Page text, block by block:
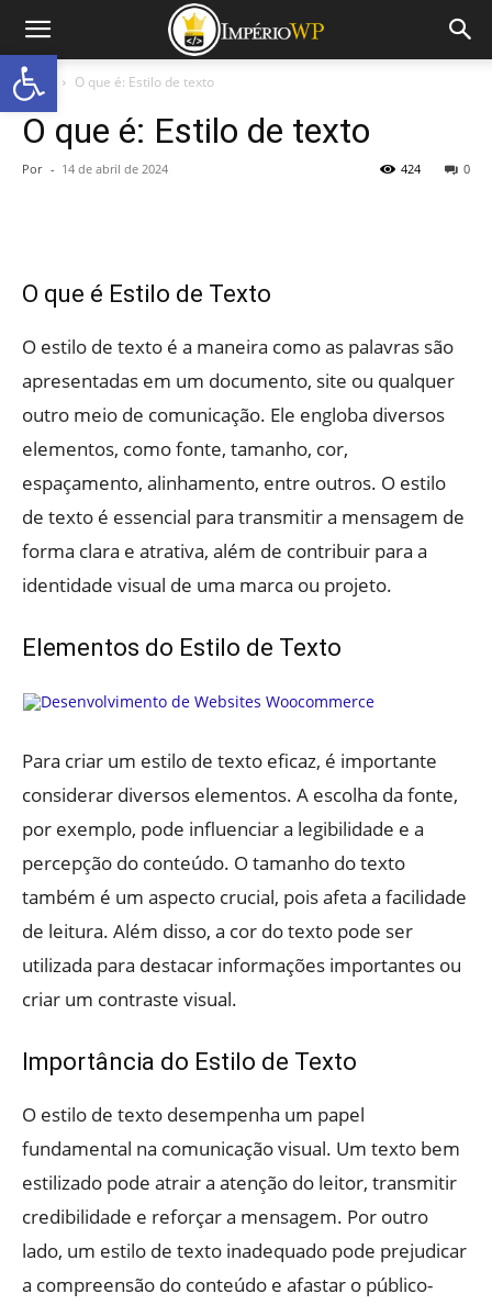
Início O que é: Estilo de texto
O que é: Estilo de texto
Por - 14 de abril de 2024 0
424
O que é Estilo de Texto
O estilo de texto é a maneira como as palavras são
apresentadas em um documento, site ou qualquer
outro meio de comunicação. Ele engloba diversos
elementos, como fonte, tamanho, cor,
espaçamento, alinhamento, entre outros. O estilo
de texto é essencial para transmitir a mensagem de
forma clara e atrativa, além de contribuir para a
identidade visual de uma marca ou projeto.
Elementos do Estilo de Texto
Para criar um estilo de texto eficaz, é importante
considerar diversos elementos. A escolha da fonte,
por exemplo, pode influenciar a legibilidade e a
percepção do conteúdo. O tamanho do texto
também é um aspecto crucial, pois afeta a facilidade
de leitura. Além disso, a cor do texto pode ser
utilizada para destacar informações importantes ou
criar um contraste visual.
Importância do Estilo de Texto
O estilo de texto desempenha um papel
fundamental na comunicação visual. Um texto bem
estilizado pode atrair a atenção do leitor, transmitir
credibilidade e reforçar a mensagem. Por outro
lado, um estilo de texto inadequado pode prejudicar
a compreensão do conteúdo e afastar o público-
Abrir a barra de ferramentas